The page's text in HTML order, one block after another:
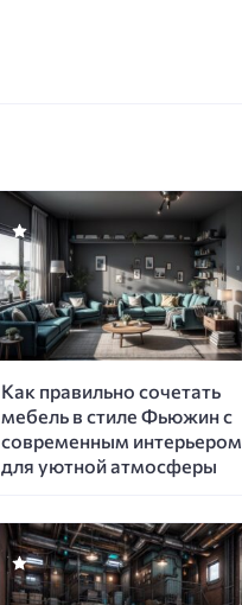
Как правильно сочетать
мебель в стиле Фьюжин с
современным интерьером
для уютной атмосферы